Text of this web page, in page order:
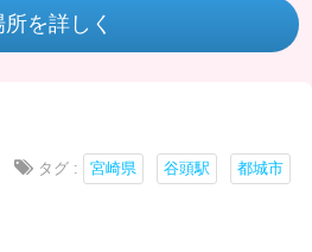
所を詳しく
タグ : 宮崎県 谷頭駅 都城市